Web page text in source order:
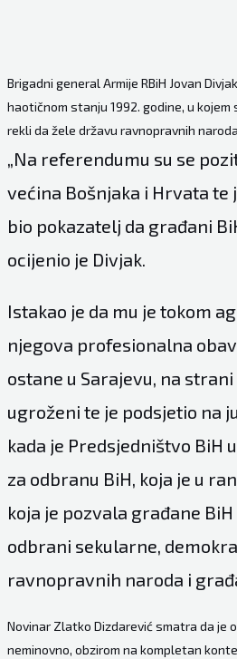
Brigadni general Armije RBiH Jovan
haotičnom stanju 1992. godine, u kojem
rekli da žele državu ravnopravnih
„Na referendumu su se
većina Bošnjaka i Hrvata te
bio pokazatelj da građani
ocijenio je Divjak.
Istakao je da mu je tokom
njegova profesionalna
ostane u Sarajevu, na strani
ugroženi te je podsjetio na
kada je Predsjedništvo BiH
za odbranu BiH, koja je u
koja je pozvala građane
odbrani sekularne,
ravnopravnih naroda i
Novinar Zlatko Dizdarević smatra da je
neminovno, obzirom na kompletan